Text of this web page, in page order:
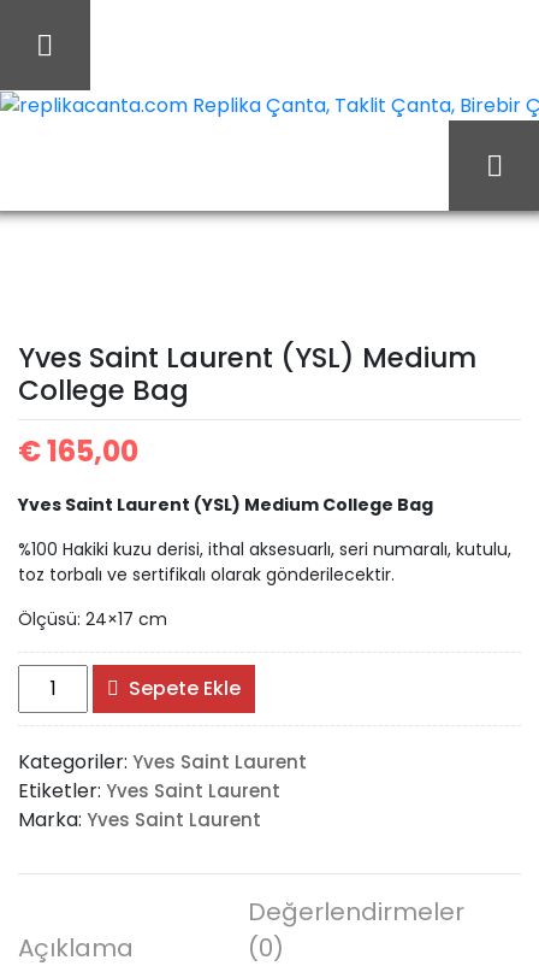
Medium College Bag
Yves Saint Laurent (YSL) Medium
College Bag
€165,00
Yves Saint Laurent (YSL) Medium College Bag
%100 Hakiki kuzu derisi, ithal aksesuarlı, seri numaralı, kutulu,
toz torbalı ve sertifikalı olarak gönderilecektir.
Ölçüsü: 24×17 cm
Yves
Saint
Laurent
(YSL)
Medium
College
adet
Sepete Ekle
Kategoriler: Yves Saint Laurent
Etiketler: Yves Saint Laurent
Marka: Yves Saint Laurent
Açıklama
Değerlendirmeler
(0)